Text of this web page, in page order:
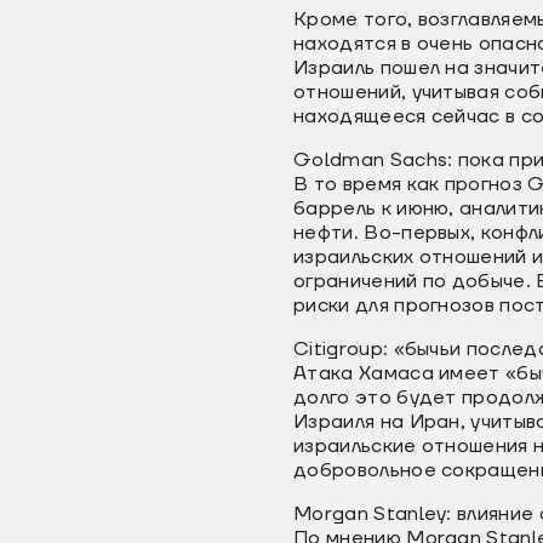
Кроме того,
находятся в очень
Израиль пошел на
отношений, учитывая
находящееся сейчас в
Goldman Sachs: пока
В то время как прогноз
баррель к июню,
нефти. Во-первых,
израильских отношений
ограничений по добыче.
риски для прогнозов
Citigroup: «бычьи
Атака Хамаса имеет
долго это будет
Израиля на Иран,
израильские отношения
добровольное
Morgan Stanley: влияние